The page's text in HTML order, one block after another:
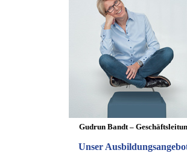
Gudrun Bandt –
Unser